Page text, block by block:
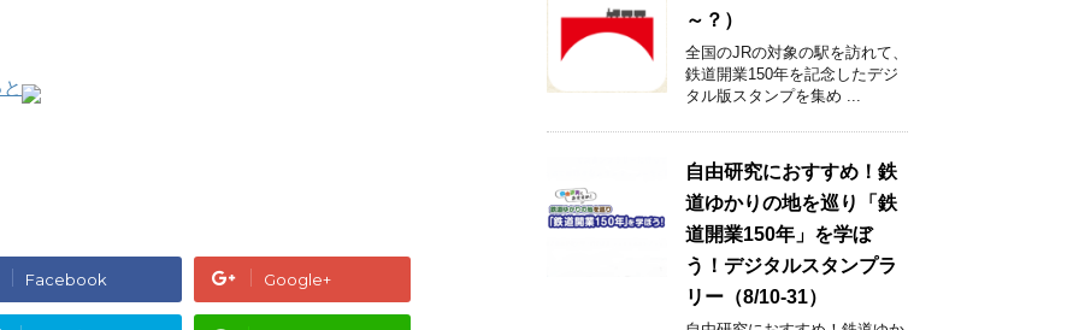
Facebook Google+
～？）
全国のJRの対象の駅を訪れて、
鉄道開業150年を記念したデジ
タル版スタンプを集め ...
自由研究におすすめ！鉄
道ゆかりの地を巡り「鉄
道開業150年」を学ぼ
う！デジタルスタンプラ
リー（8/10-31）